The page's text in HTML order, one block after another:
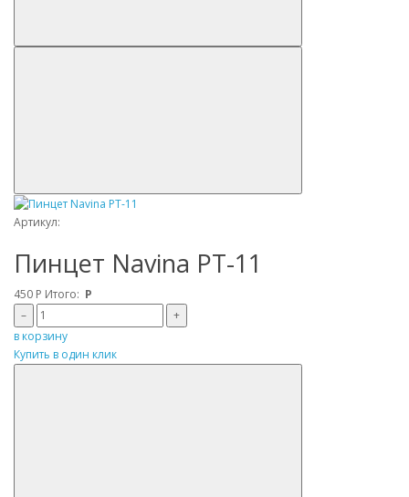
Артикул:
Пинцет Navina PT-11
450 Р Итого: Р
–
+
в корзину
Купить в один клик